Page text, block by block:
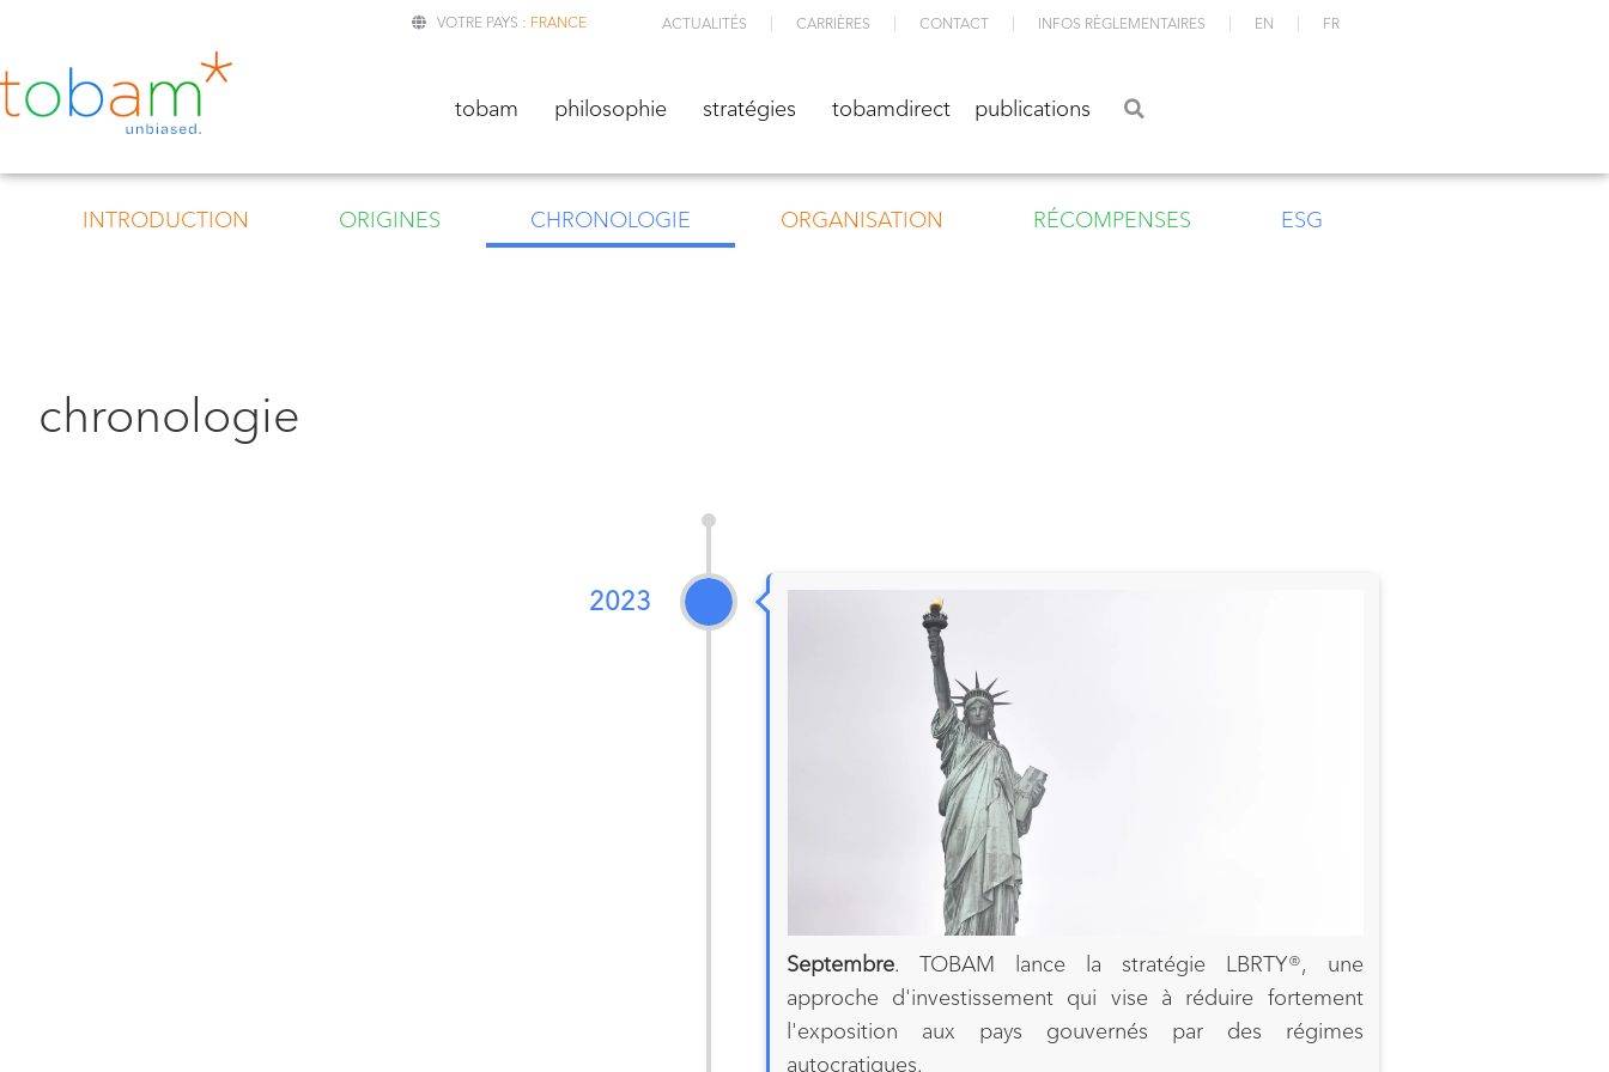
VOTRE PAYS : FRANCE ACTUALITÉS CARRIÈRES CONTACT INFOS RÈGLEMENTAIRES EN FR
tobam philosophie stratégies tobamdirect publications
INTRODUCTION ORIGINES CHRONOLOGIE ORGANISATION RÉCOMPENSES ESG
chronologie
2023
Septembre. TOBAM lance la stratégie LBRTY®, une
approche d'investissement qui vise à réduire fortement
l'exposition aux pays gouvernés par des régimes
autocratiques.